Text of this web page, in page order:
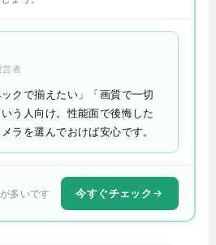
者
ックで揃えたい」「画質で一切
う人向け。性能面で後悔した
ラを選んでおけば安心です。
多いです 今すぐチェック